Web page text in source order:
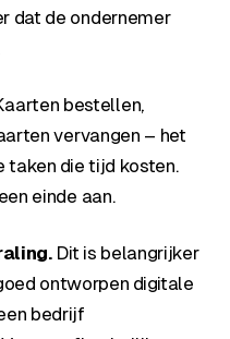
dat de ondernemer
bestellen,
vervangen – het
taken die tijd kosten.
einde aan.
Dit is belangrijker
ontworpen digitale
bedrijf